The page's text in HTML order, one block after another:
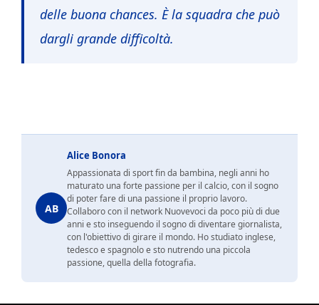
delle buona chances. È la squadra che può
dargli grande difficoltà.
AB
Alice Bonora
Appassionata di sport fin da bambina, negli anni ho
maturato una forte passione per il calcio, con il sogno
di poter fare di una passione il proprio lavoro.
Collaboro con il network Nuovevoci da poco più di due
anni e sto inseguendo il sogno di diventare giornalista,
con l'obiettivo di girare il mondo. Ho studiato inglese,
tedesco e spagnolo e sto nutrendo una piccola
passione, quella della fotografia.